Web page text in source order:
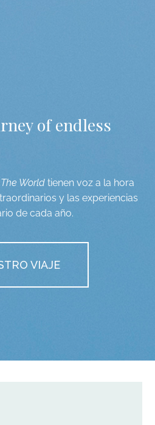
of endless
The World tienen voz a la hora
y las experiencias
de cada año.
VIAJE